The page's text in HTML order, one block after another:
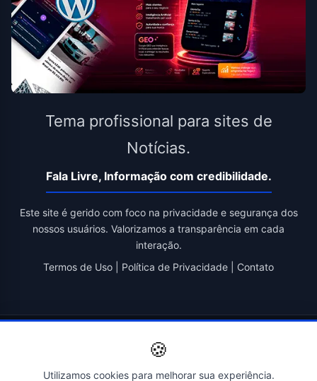
Tema profissional para sites de
Notícias.
Fala Livre, Informação com credibilidade.
Este site é gerido com foco na privacidade e segurança dos
nossos usuários. Valorizamos a transparência em cada
interação.
Termos de Uso
Política de Privacidade Contato
Novatopnet
🍪
Utilizamos cookies para melhorar sua experiência.